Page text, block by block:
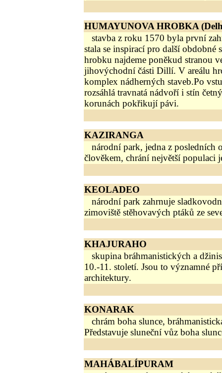
HUMAYUNOVA HROBKA
stavba z roku 1570 byla první
stala se inspirací pro další obdobné
hrobku najdeme poněkud stranou
jihovýchodní části Dillí. V areálu
komplex nádherných staveb.Po
rozsáhlá travnatá nádvoří i stín
korunách pokřikují pávi.
KAZIRANGA
národní park, jedna z posledních
člověkem, chrání největší populaci
KEOLADEO
národní park zahrnuje
zimoviště stěhovavých ptáků ze
KHAJURAHO
skupina bráhmanistických a
10.-11. století. Jsou to významné
architektury.
KONARAK
chrám boha slunce,
Představuje sluneční vůz boha
MAHÁBALÍPURAM